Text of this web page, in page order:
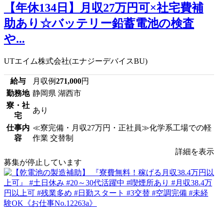
【年休134日】月収27万円可×社宅費補
助あり☆バッテリー鉛蓄電池の検査
や...
UTエイム株式会社(エナジーデバイスBU)
給与 月収例271,000円
勤務地 静岡県 湖西市
寮・社
宅
あり
仕事内
容
≪寮完備・月収27万円・正社員≫化学系工場での軽
作業 交替制
詳細を表示
募集が停止しています